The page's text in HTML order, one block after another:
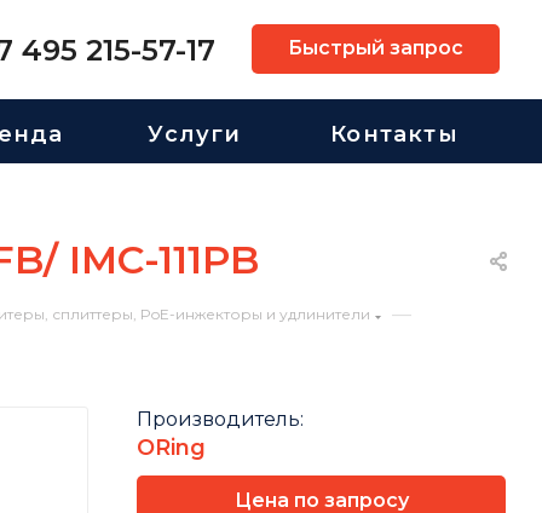
495 215-57-17 Быстрый запрос
Услуги Контакты
IMC-111PB
сплиттеры, PoE-инжекторы и удлинители —
Производитель:
ORing
Цена по запросу